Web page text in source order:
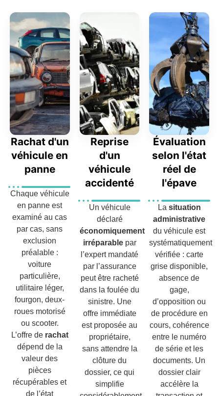
Rachat d'un
véhicule en
panne
Chaque véhicule
en panne est
examiné au cas
par cas, sans
exclusion
préalable :
voiture
particulière,
utilitaire léger,
fourgon, deux-
roues motorisé
ou scooter.
L’offre de rachat
dépend de la
valeur des
pièces
récupérables et
de l’état
Reprise
d'un
véhicule
accidenté
Un véhicule
déclaré
économiquement
irréparablepar
l’expert mandaté
par l’assurance
peut être racheté
dans la foulée du
sinistre. Une
offre immédiate
est proposée au
propriétaire,
sans attendre la
clôture du
dossier, ce qui
simplifie
Évaluation
selon l'état
réel de
l'épave
La situation
administrative
du véhicule est
systématiquement
vérifiée : carte
grise disponible,
absence de
gage,
d’opposition ou
de procédure en
cours, cohérence
entre le numéro
de série et les
documents. Un
dossier clair
accélère la